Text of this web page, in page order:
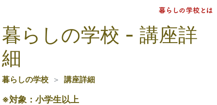
暮らしの学校 - 講座詳
細
暮らしの学校 講座詳細
※対象：小学生以上